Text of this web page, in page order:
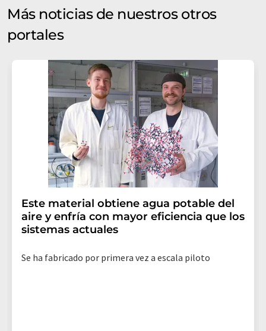
Más noticias de nuestros otros
portales
Este material obtiene agua potable del
aire y enfría con mayor eficiencia que los
sistemas actuales
Se ha fabricado por primera vez a escala piloto